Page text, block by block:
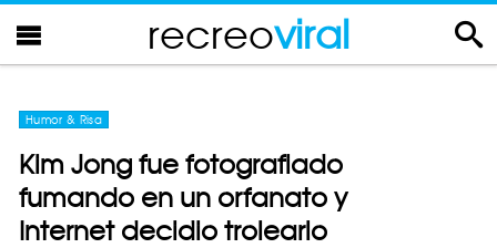
recreoviral
Humor & Risa
Kim Jong fue fotografiado
fumando en un orfanato y
Internet decidio trolearlo